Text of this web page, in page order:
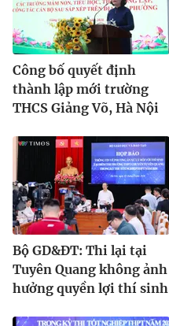
Công bố quyết định
thành lập mới trường
THCS Giảng Võ, Hà Nội
Bộ GD&ĐT: Thi lại tại
Tuyên Quang không ảnh
hưởng quyền lợi thí sinh